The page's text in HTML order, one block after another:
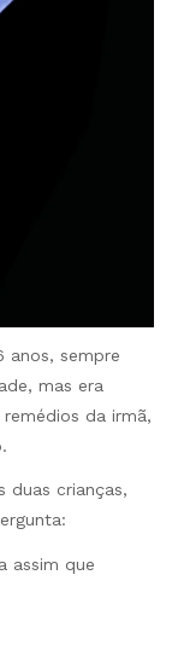
anos, sempre
mas era
da irmã,
duas crianças,
assim que